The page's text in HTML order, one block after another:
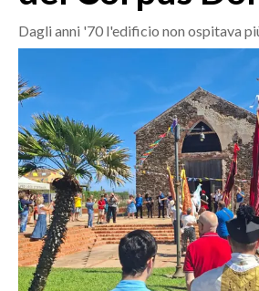
ITALIA
MONDO
POLITICA
ECONOMIA
SERVIZI ALLE IMPRESE
LAVORO
BANDI
Dagli anni '70 l'edificio non ospitava